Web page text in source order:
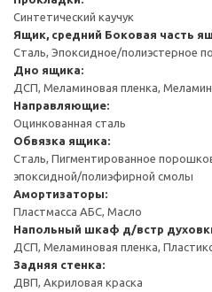
Синтетический каучук
Ящик, средний Боковая часть
Сталь, Эпоксидное/полиэстерное
Дно ящика:
ДСП, Меламиновая пленка,
Направляющие:
Оцинкованная сталь
Обвязка ящика:
Сталь, Пигментированное
эпоксидной/полиэфирной смолы
Амортизаторы:
Пластмасса АБС, Масло
Напольный шкаф д/встр
ДСП, Меламиновая пленка,
Задняя стенка:
ДВП, Акриловая краска